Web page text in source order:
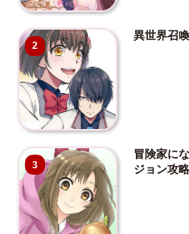
2
異世界召
3
冒険家に
ジョン攻